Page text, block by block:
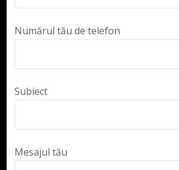
Numărul tău de telefon
Subiect
Mesajul tău